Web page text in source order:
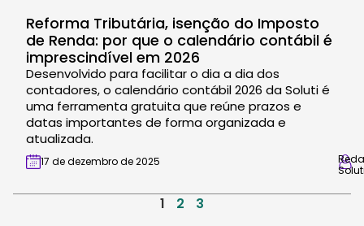
Reforma Tributária, isenção do Imposto
de Renda: por que o calendário contábil é
imprescindível em 2026
Desenvolvido para facilitar o dia a dia dos
contadores, o calendário contábil 2026 da Soluti é
uma ferramenta gratuita que reúne prazos e
datas importantes de forma organizada e
atualizada.
17 de dezembro de 2025
1 2 3